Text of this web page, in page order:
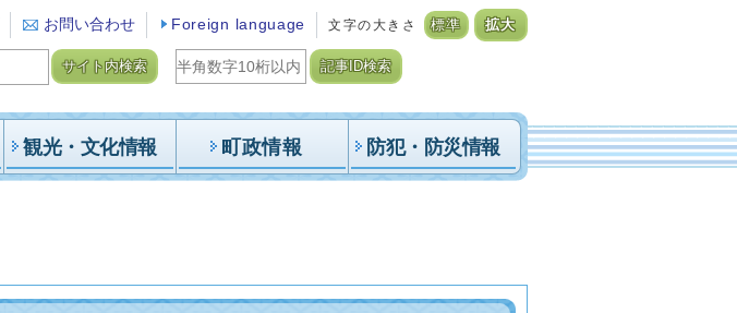
お問い合わせ Foreign language 文字の大きさ 標準 拡大
サイト内検索 記事ID検索
観光・文化情報 町政情報 防犯・防災情報